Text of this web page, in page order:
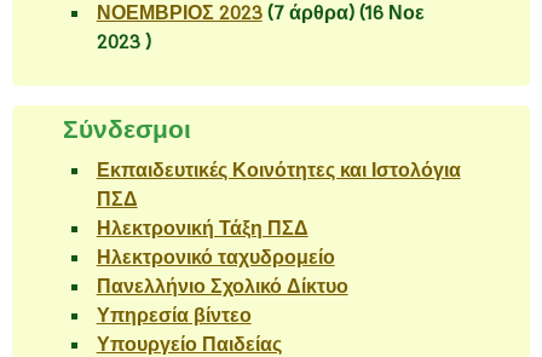
ΝΟΕΜΒΡΙΟΣ 2023(7 άρθρα) (16 Νοε
2023 )
Σύνδεσμοι
Εκπαιδευτικές Κοινότητες και Ιστολόγια
ΠΣΔ
Ηλεκτρονική Τάξη ΠΣΔ
Ηλεκτρονικό ταχυδρομείο
Πανελλήνιο Σχολικό Δίκτυο
Υπηρεσία βίντεο
Υπουργείο Παιδείας